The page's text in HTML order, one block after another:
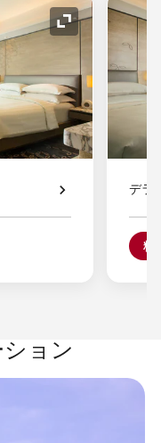
アイコンの拡
デラ
料
ョン